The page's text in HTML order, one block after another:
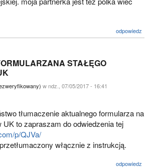
odpowiedz
STAŁĘGO
w ndz., 07/05/2017 - 16:41
tłumaczenie aktualnego formularza na
UK to zapraszam do odwiedzenia tej
p/QJVa/
włącznie z instrukcją.
odpowiedz